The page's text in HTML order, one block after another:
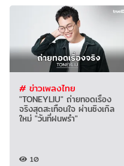
# ข่าวเพลงไทย
"TONEYLIU" ถ่ายทอดเรื่อง
จริงสุดสะเทือนใจ ผ่านซิงเกิล
ใหม่ "วันที่ฝนพรำ"
10